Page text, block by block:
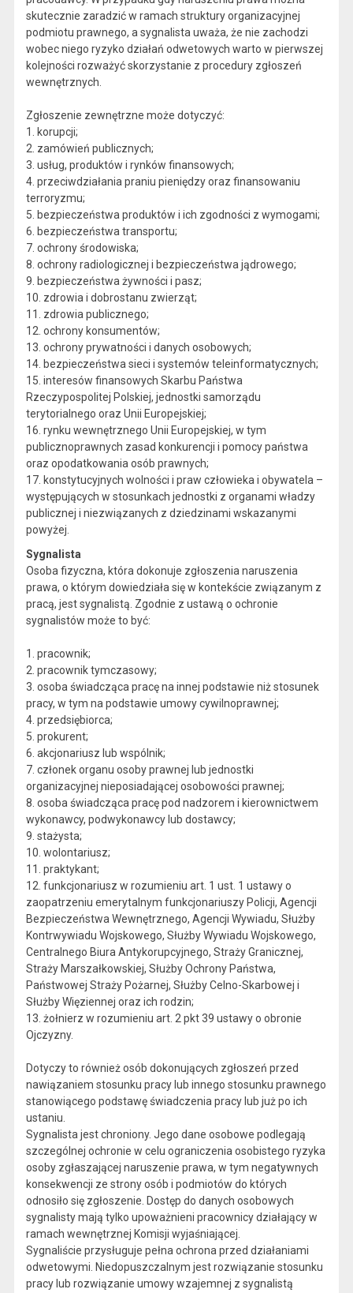
skutecznie zaradzić w ramach struktury organizacyjnej
podmiotu prawnego, a sygnalista uważa, że nie zachodzi
wobec niego ryzyko działań odwetowych warto w pierwszej
kolejności rozważyć skorzystanie z procedury zgłoszeń
wewnętrznych.
Zgłoszenie zewnętrzne może dotyczyć:
1. korupcji;
2. zamówień publicznych;
3. usług, produktów i rynków finansowych;
4. przeciwdziałania praniu pieniędzy oraz finansowaniu
terroryzmu;
5. bezpieczeństwa produktów i ich zgodności z wymogami;
6. bezpieczeństwa transportu;
7. ochrony środowiska;
8. ochrony radiologicznej i bezpieczeństwa jądrowego;
9. bezpieczeństwa żywności i pasz;
10. zdrowia i dobrostanu zwierząt;
11. zdrowia publicznego;
12. ochrony konsumentów;
13. ochrony prywatności i danych osobowych;
14. bezpieczeństwa sieci i systemów teleinformatycznych;
15. interesów finansowych Skarbu Państwa
Rzeczypospolitej Polskiej, jednostki samorządu
terytorialnego oraz Unii Europejskiej;
16. rynku wewnętrznego Unii Europejskiej, w tym
publicznoprawnych zasad konkurencji i pomocy państwa
oraz opodatkowania osób prawnych;
17. konstytucyjnych wolności i praw człowieka i obywatela –
występujących w stosunkach jednostki z organami władzy
publicznej i niezwiązanych z dziedzinami wskazanymi
powyżej.
Sygnalista
Osoba fizyczna, która dokonuje zgłoszenia naruszenia
prawa, o którym dowiedziała się w kontekście związanym z
pracą, jest sygnalistą. Zgodnie z ustawą o ochronie
sygnalistów może to być:
1. pracownik;
2. pracownik tymczasowy;
3. osoba świadcząca pracę na innej podstawie niż stosunek
pracy, w tym na podstawie umowy cywilnoprawnej;
4. przedsiębiorca;
5. prokurent;
6. akcjonariusz lub wspólnik;
7. członek organu osoby prawnej lub jednostki
organizacyjnej nieposiadającej osobowości prawnej;
8. osoba świadcząca pracę pod nadzorem i kierownictwem
wykonawcy, podwykonawcy lub dostawcy;
9. stażysta;
10. wolontariusz;
11. praktykant;
12. funkcjonariusz w rozumieniu art. 1 ust. 1 ustawy o
zaopatrzeniu emerytalnym funkcjonariuszy Policji, Agencji
Bezpieczeństwa Wewnętrznego, Agencji Wywiadu, Służby
Kontrwywiadu Wojskowego, Służby Wywiadu Wojskowego,
Centralnego Biura Antykorupcyjnego, Straży Granicznej,
Straży Marszałkowskiej, Służby Ochrony Państwa,
Państwowej Straży Pożarnej, Służby Celno-Skarbowej i
Służby Więziennej oraz ich rodzin;
13. żołnierz w rozumieniu art. 2 pkt 39 ustawy o obronie
Ojczyzny.
Dotyczy to również osób dokonujących zgłoszeń przed
nawiązaniem stosunku pracy lub innego stosunku prawnego
stanowiącego podstawę świadczenia pracy lub już po ich
ustaniu.
Sygnalista jest chroniony. Jego dane osobowe podlegają
szczególnej ochronie w celu ograniczenia osobistego ryzyka
osoby zgłaszającej naruszenie prawa, w tym negatywnych
konsekwencji ze strony osób i podmiotów do których
odnosiło się zgłoszenie. Dostęp do danych osobowych
sygnalisty mają tylko upoważnieni pracownicy działający w
ramach wewnętrznej Komisji wyjaśniającej.
Sygnaliście przysługuje pełna ochrona przed działaniami
odwetowymi. Niedopuszczalnym jest rozwiązanie stosunku
pracy lub rozwiązanie umowy wzajemnej z sygnalistą